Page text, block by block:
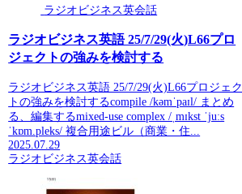
ラジオビジネス英会話
ラジオビジネス英語 25/7/29(火)L66プロ
ジェクトの強みを検討する
ラジオビジネス英語 25/7/29(火)L66プロジェク
トの強みを検討するcompile /kəmˈpaɪl/ まとめ
る、編集するmixed-use complex /ˌmɪkst ˈjuːs
ˈkɒm.pleks/ 複合用途ビル（商業・住...
2025.07.29
ラジオビジネス英会話